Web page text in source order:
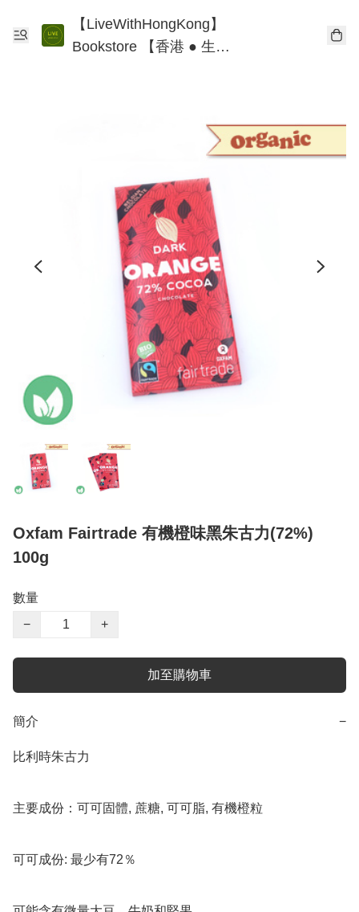
【LiveWithHongKong】
Bookstore 【香港 ● 生
Oxfam Fairtrade 有機橙味黑朱古力(72%)
100g
數量
−
+
加至購物車
簡介 −
比利時朱古力
主要成份：可可固體, 蔗糖, 可可脂, 有機橙粒
可可成份: 最少有72％